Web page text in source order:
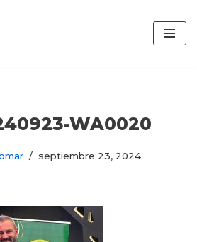
WA0020
septiembre 23, 2024